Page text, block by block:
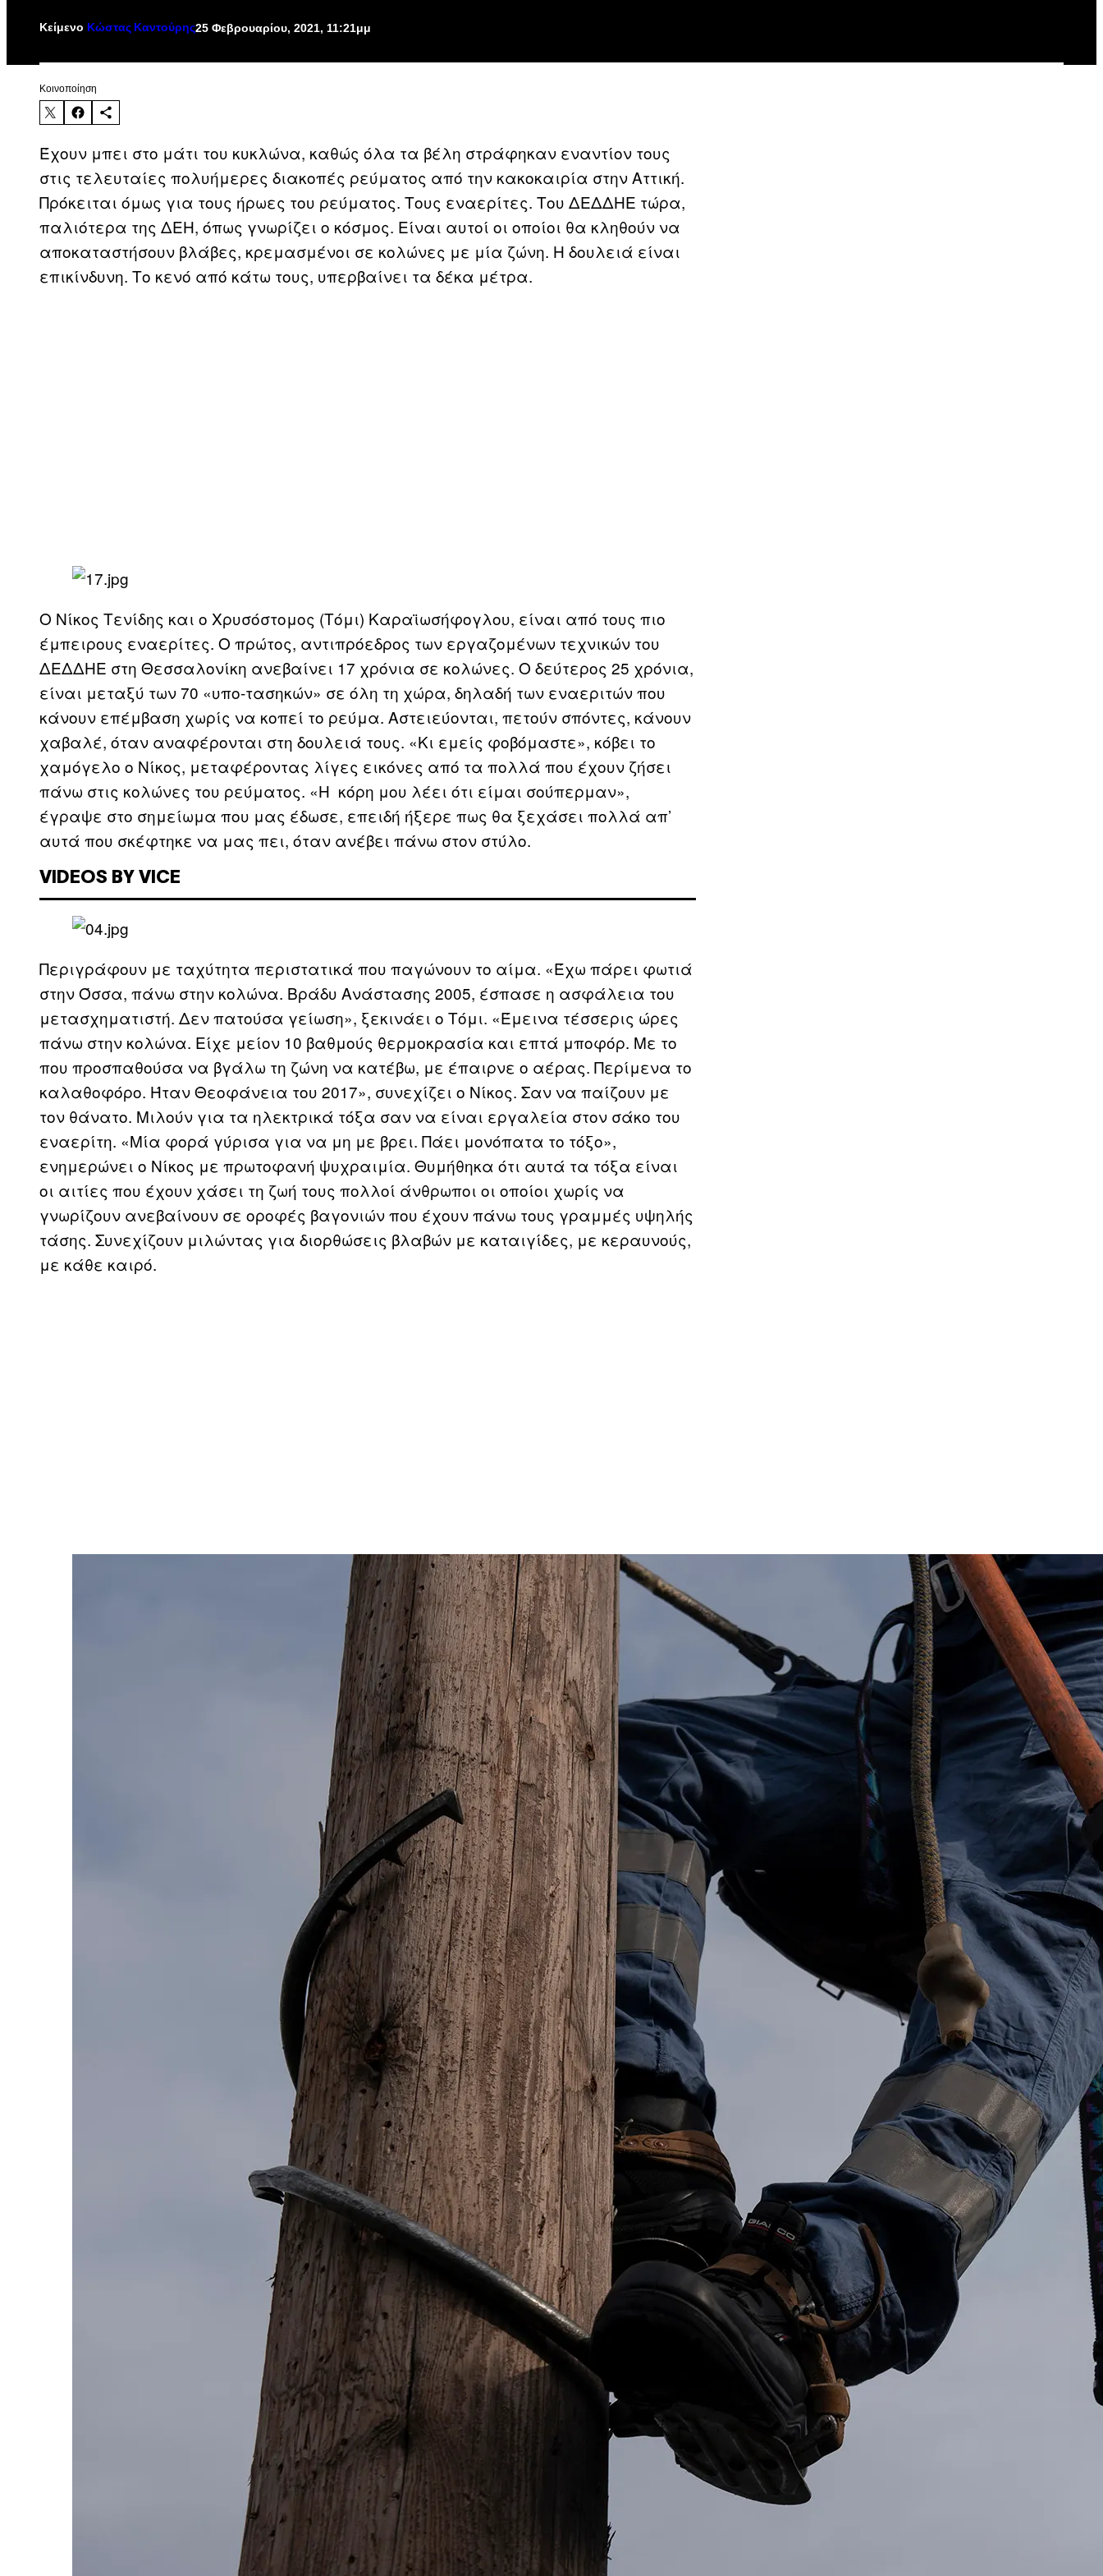
Κείμενο Κώστας Καντούρης25 Φεβρουαρίου, 2021, 11:21μμ
Kοινοποίηση
Έχουν μπει στο μάτι του κυκλώνα, καθώς όλα τα βέλη στράφηκαν εναντίον τους
στις τελευταίες πολυήμερες διακοπές ρεύματος από την κακοκαιρία στην Αττική.
Πρόκειται όμως για τους ήρωες του ρεύματος. Τους εναερίτες. Του ΔΕΔΔΗΕ τώρα,
παλιότερα της ΔΕΗ, όπως γνωρίζει ο κόσμος. Είναι αυτοί οι οποίοι θα κληθούν να
αποκαταστήσουν βλάβες, κρεμασμένοι σε κολώνες με μία ζώνη. Η δουλειά είναι
επικίνδυνη. Tο κενό από κάτω τους, υπερβαίνει τα δέκα μέτρα.
Ο Νίκος Τενίδης και ο Χρυσόστομος (Τόμι) Καραϊωσήφογλου, είναι από τους πιο
έμπειρους εναερίτες. Ο πρώτος, αντιπρόεδρος των εργαζομένων τεχνικών του
ΔΕΔΔΗΕ στη Θεσσαλονίκη ανεβαίνει 17 χρόνια σε κολώνες. Ο δεύτερος 25 χρόνια,
είναι μεταξύ των 70 «υπο-τασηκών» σε όλη τη χώρα, δηλαδή των εναεριτών που
κάνουν επέμβαση χωρίς να κοπεί το ρεύμα. Αστειεύονται, πετούν σπόντες, κάνουν
χαβαλέ, όταν αναφέρονται στη δουλειά τους. «Κι εμείς φοβόμαστε», κόβει το
χαμόγελο ο Νίκος, μεταφέροντας λίγες εικόνες από τα πολλά που έχουν ζήσει
πάνω στις κολώνες του ρεύματος. «Η κόρη μου λέει ότι είμαι σούπερμαν»,
έγραψε στο σημείωμα που μας έδωσε, επειδή ήξερε πως θα ξεχάσει πολλά απ’
αυτά που σκέφτηκε να μας πει, όταν ανέβει πάνω στον στύλο.
VIDEOS BY VICE
Περιγράφουν με ταχύτητα περιστατικά που παγώνουν το αίμα. «Έχω πάρει φωτιά
στην Όσσα, πάνω στην κολώνα. Βράδυ Ανάστασης 2005, έσπασε η ασφάλεια του
μετασχηματιστή. Δεν πατούσα γείωση», ξεκινάει ο Τόμι. «Έμεινα τέσσερις ώρες
πάνω στην κολώνα. Είχε μείον 10 βαθμούς θερμοκρασία και επτά μποφόρ. Με το
που προσπαθούσα να βγάλω τη ζώνη να κατέβω, με έπαιρνε ο αέρας. Περίμενα το
καλαθοφόρο. Ήταν Θεοφάνεια του 2017», συνεχίζει ο Νίκος. Σαν να παίζουν με
τον θάνατο. Μιλούν για τα ηλεκτρικά τόξα σαν να είναι εργαλεία στον σάκο του
εναερίτη. «Μία φορά γύρισα για να μη με βρει. Πάει μονόπατα το τόξο»,
ενημερώνει ο Νίκος με πρωτοφανή ψυχραιμία. Θυμήθηκα ότι αυτά τα τόξα είναι
οι αιτίες που έχουν χάσει τη ζωή τους πολλοί άνθρωποι οι οποίοι χωρίς να
γνωρίζουν ανεβαίνουν σε οροφές βαγονιών που έχουν πάνω τους γραμμές υψηλής
τάσης. Συνεχίζουν μιλώντας για διορθώσεις βλαβών με καταιγίδες, με κεραυνούς,
με κάθε καιρό.